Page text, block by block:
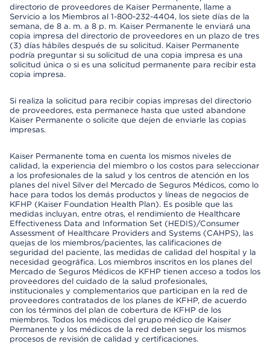
directorio de proveedores de Kaiser Permanente, llame a
Servicio a los Miembros al 1-800-232-4404, los siete días de la
semana, de 8 a. m. a 8 p. m. Kaiser Permanente le enviará una
copia impresa del directorio de proveedores en un plazo de tres
(3) días hábiles después de su solicitud. Kaiser Permanente
podría preguntar si su solicitud de una copia impresa es una
solicitud única o si es una solicitud permanente para recibir esta
copia impresa.
Si realiza la solicitud para recibir copias impresas del directorio
de proveedores, esta permanece hasta que usted abandone
Kaiser Permanente o solicite que dejen de enviarle las copias
impresas.
Kaiser Permanente toma en cuenta los mismos niveles de
calidad, la experiencia del miembro o los costos para seleccionar
a los profesionales de la salud y los centros de atención en los
planes del nivel Silver del Mercado de Seguros Médicos, como lo
hace para todos los demás productos y líneas de negocios de
KFHP (Kaiser Foundation Health Plan). Es posible que las
medidas incluyan, entre otras, el rendimiento de Healthcare
Effectiveness Data and Information Set (HEDIS)/Consumer
Assessment of Healthcare Providers and Systems (CAHPS), las
quejas de los miembros/pacientes, las calificaciones de
seguridad del paciente, las medidas de calidad del hospital y la
necesidad geográfica. Los miembros inscritos en los planes del
Mercado de Seguros Médicos de KFHP tienen acceso a todos los
proveedores del cuidado de la salud profesionales,
institucionales y complementarios que participan en la red de
proveedores contratados de los planes de KFHP, de acuerdo
con los términos del plan de cobertura de KFHP de los
miembros. Todos los médicos del grupo médico de Kaiser
Permanente y los médicos de la red deben seguir los mismos
procesos de revisión de calidad y certificaciones.